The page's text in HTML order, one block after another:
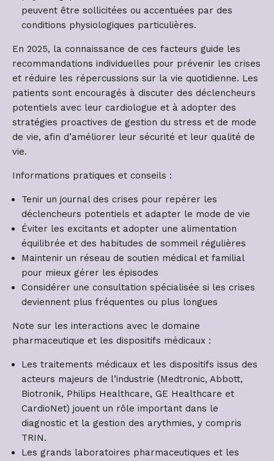
peuvent être sollicitées ou accentuées par des
conditions physiologiques particulières.
En 2025, la connaissance de ces facteurs guide les
recommandations individuelles pour prévenir les crises
et réduire les répercussions sur la vie quotidienne. Les
patients sont encouragés à discuter des déclencheurs
potentiels avec leur cardiologue et à adopter des
stratégies proactives de gestion du stress et de mode
de vie, afin d’améliorer leur sécurité et leur qualité de
vie.
Informations pratiques et conseils :
Tenir un journal des crises pour repérer les
déclencheurs potentiels et adapter le mode de vie
Éviter les excitants et adopter une alimentation
équilibrée et des habitudes de sommeil régulières
Maintenir un réseau de soutien médical et familial
pour mieux gérer les épisodes
Considérer une consultation spécialisée si les crises
deviennent plus fréquentes ou plus longues
Note sur les interactions avec le domaine
pharmaceutique et les dispositifs médicaux :
Les traitements médicaux et les dispositifs issus des
acteurs majeurs de l’industrie (Medtronic, Abbott,
Biotronik, Philips Healthcare, GE Healthcare et
CardioNet) jouent un rôle important dans le
diagnostic et la gestion des arythmies, y compris
TRIN.
Les grands laboratoires pharmaceutiques et les